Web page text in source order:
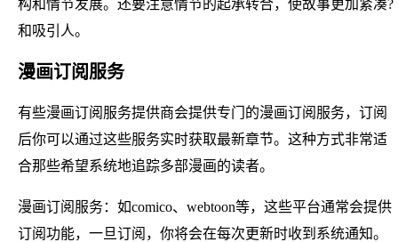
构和情节发展。还要注意情节的起承转合，使故事更加紧凑?
和吸引人。
漫画订阅服务
有些漫画订阅服务提供商会提供专门的漫画订阅服务，订阅
后你可以通过这些服务实时获取最新章节。这种方式非常适
合那些希望系统地追踪多部漫画的读者。
漫画订阅服务：如comico、webtoon等，这些平台通常会提供
订阅功能，一旦订阅，你将会在每次更新时收到系统通知。